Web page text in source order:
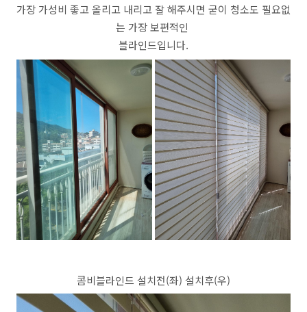
가장 가성비 좋고 올리고 내리고 잘 해주시면 굳이 청소도 필요없
는 가장 보편적인
블라인드입니다.
콤비블라인드 설치전(좌) 설치후(우)